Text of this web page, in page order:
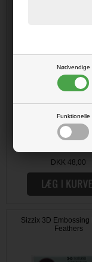
Nødvendige
Funktionelle
DKK 48,00
Sizzix 3D Embossing
Feathers